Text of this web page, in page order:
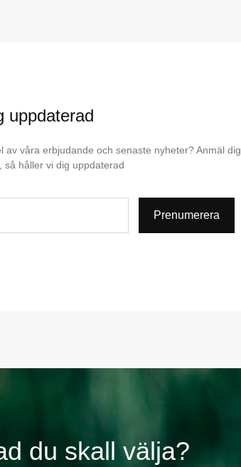
uppdaterad
våra erbjudande och senaste nyheter? Anmäl dig
så håller vi dig uppdaterad
Prenumerera
du skall välja?